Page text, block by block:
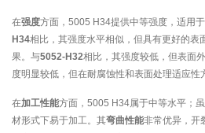
在强度方面，5005 H34提供中等强度，适用
H34相比，其强度水平相似，但具有更好的表
果。与5052-H32相比，其强度较低，但表面
度明显较低，但在耐腐蚀性和表面处理适应性
在加工性能方面，5005 H34属于中等水平；
材形式下易于加工。其弯曲性能非常优异，开